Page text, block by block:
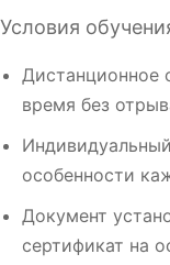
Условия
Дистанционное
время без
особенности
Документ
сертификат на